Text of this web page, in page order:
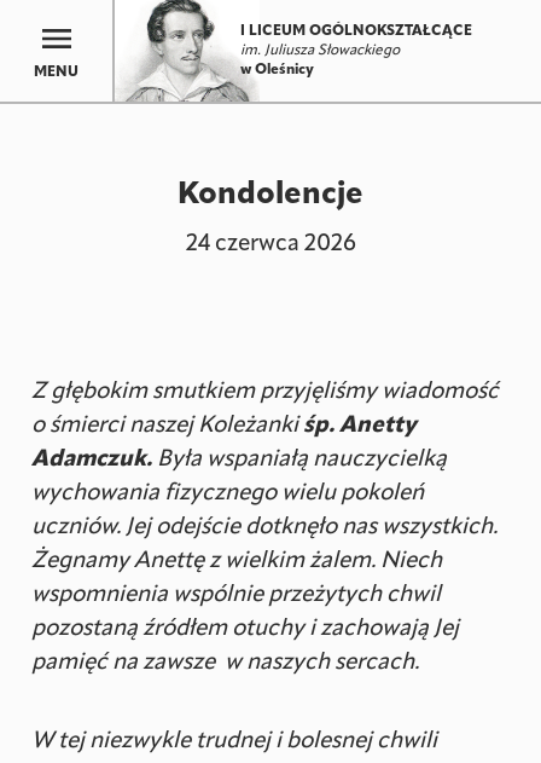
MENU
I LICEUM OGÓLNOKSZTAŁCĄCE
im. Juliusza Słowackiego
w Oleśnicy
Kondolencje
24 czerwca 2026
Z głębokim smutkiem przyjęliśmy wiadomość
o śmierci naszej Koleżankiśp. Anetty
Adamczuk. Była wspaniałą nauczycielką
wychowania fizycznego wielu pokoleń
uczniów. Jej odejście dotknęło nas wszystkich.
Żegnamy Anettę z wielkim żalem. Niech
wspomnienia wspólnie przeżytych chwil
pozostaną źródłem otuchy i zachowają Jej
pamięć na zawsze w naszych sercach.
W tej niezwykle trudnej i bolesnej chwili